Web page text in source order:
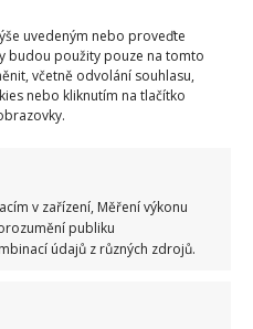
uvedeným nebo proveďte
budou použity pouze na tomto
včetně odvolání souhlasu,
nebo kliknutím na tlačítko
v zařízení, Měření výkonu
publiku
údajů z různých zdrojů.